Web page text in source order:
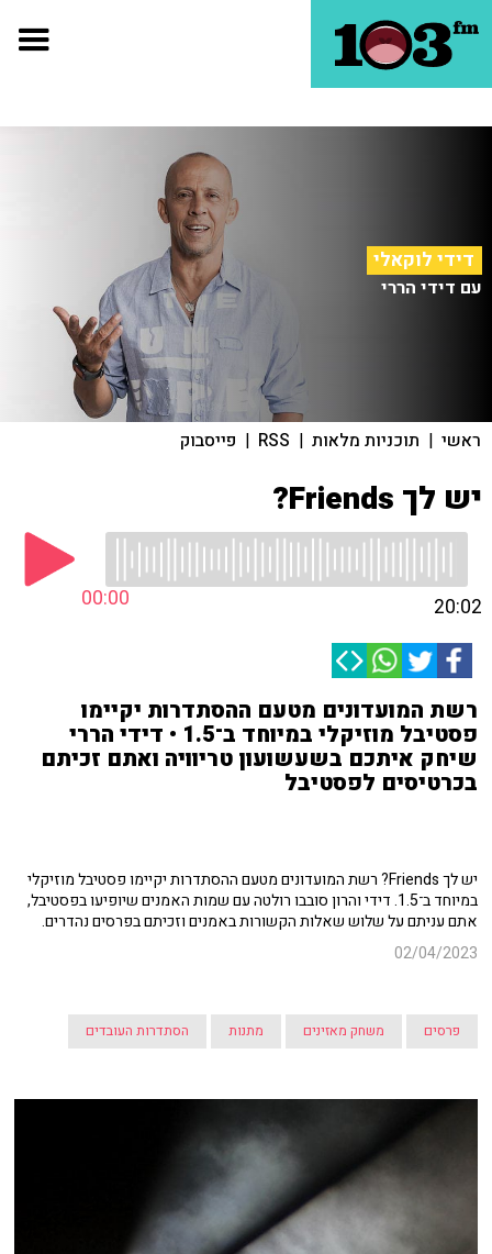
דידי לוקאלי
עם דידי הררי
ראשי | תוכניות מלאות |
RSS
| פייסבוק
יש לך Friends?
00:00 20:02
רשת המועדונים מטעם ההסתדרות יקיימו
פסטיבל מוזיקלי במיוחד ב־1.5 • דידי הררי
שיחק איתכם בשעשועון טריוויה ואתם זכיתם
בכרטיסים לפסטיבל
יש לך Friends? רשת המועדונים מטעם ההסתדרות יקיימו פסטיבל מוזיקלי
במיוחד ב־1.5. דידי והרון סובבו רולטה עם שמות האמנים שיופיעו בפסטיבל,
אתם עניתם על שלוש שאלות הקשורות באמנים וזכיתם בפרסים נהדרים.
02/04/2023
פרסים משחק מאזינים מתנות הסתדרות העובדים